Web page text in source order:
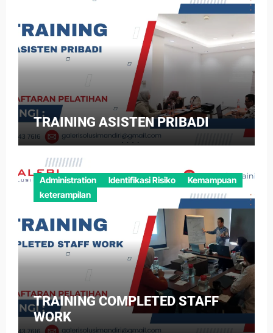
TRAINING ASISTEN PRIBADI
Administration Identifikasi Risiko
Kemampuan
keterampilan
TRAINING COMPLETED STAFF
WORK